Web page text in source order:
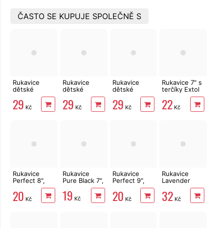
ČASTO SE KUPUJE SPOLEČNĚ S
Rukavice
dětské
latex 2"
29 Kč
Rukavice
dětské
latex 4"
29 Kč
Rukavice
dětské
latex 5"
29 Kč
Rukavice 7" s
terčíky Extol
22 Kč
Rukavice
Perfect 8",
20 Kč
Rukavice
Pure Black 7",
19 Kč
Rukavice
Perfect 9",
20 Kč
Rukavice
Lavender
FULL 7", latex
32 Kč